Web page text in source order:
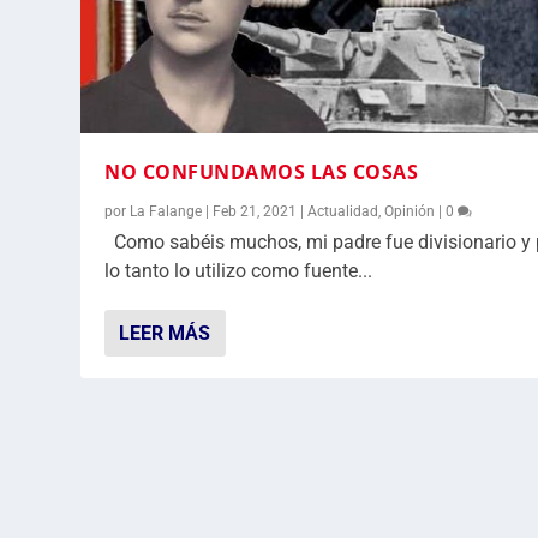
NO CONFUNDAMOS LAS COSAS
por La Falange | Feb 21, 2021 |Actualidad ,Opinión |0
Como sabéis muchos, mi padre fue divisionario y
lo tanto lo utilizo como fuente...
LEER MÁS